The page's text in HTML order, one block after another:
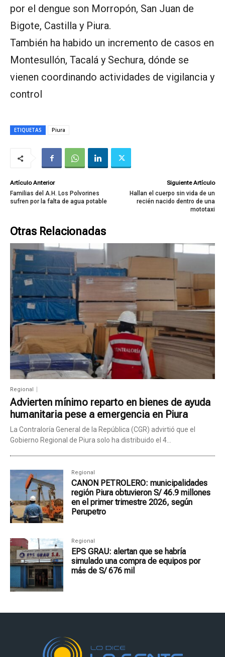
por el dengue son Morropón, San Juan de
Bigote, Castilla y Piura.
También ha habido un incremento de casos en
Montesullón, Tacalá y Sechura, dónde se
vienen coordinando actividades de vigilancia y
control
ETIQUETAS Piura
Artículo Anterior
Familias del A.H. Los Polvorines
sufren por la falta de agua potable
Siguiente Artículo
Hallan el cuerpo sin vida de un
recién nacido dentro de una
mototaxi
Otras Relacionadas
Regional
Advierten mínimo reparto en bienes de ayuda
humanitaria pese a emergencia en Piura
La Contraloría General de la República (CGR) advirtió que el
Gobierno Regional de Piura solo ha distribuido el 4...
Regional
CANON PETROLERO: municipalidades
región Piura obtuvieron S/ 46.9 millones
en el primer trimestre 2026, según
Perupetro
Regional
EPS GRAU: alertan que se habría
simulado una compra de equipos por
más de S/ 676 mil